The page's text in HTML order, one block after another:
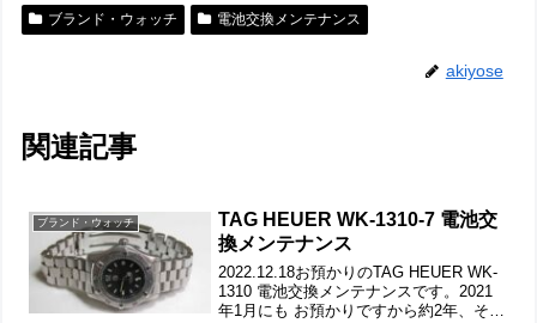
ブランド・ウォッチ 電池交換メンテナンス
akiyose
関連記事
ブランド・ウォッチ
TAG HEUER WK-1310-7 電池交
換メンテナンス
2022.12.18お預かりのTAG HEUER WK-
1310 電池交換メンテナンスです。2021
年1月にも お預かりですから約2年、そろ